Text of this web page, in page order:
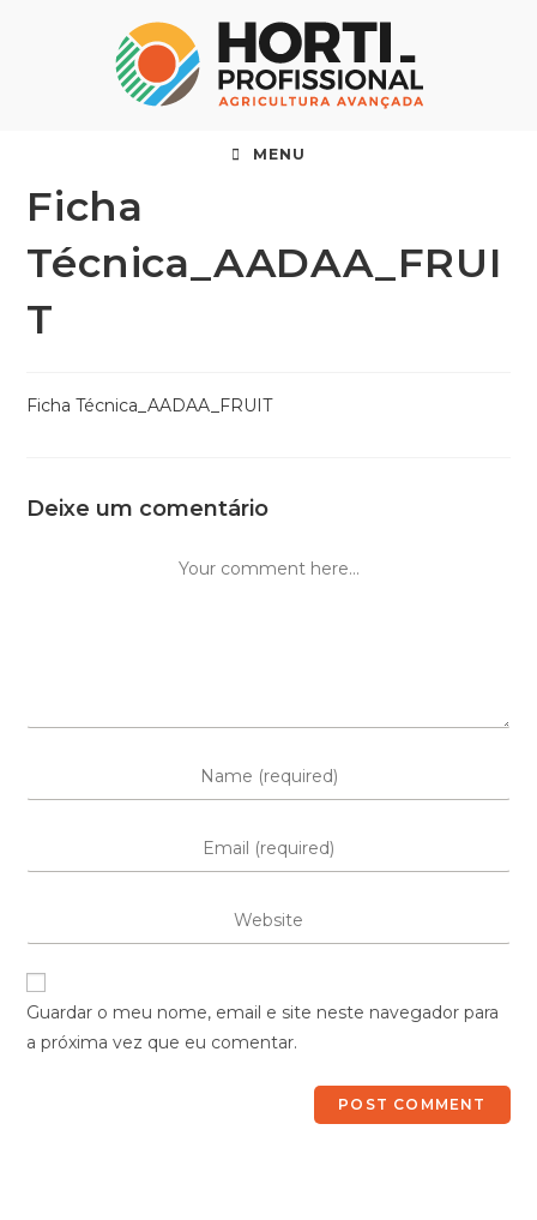
MENU
Ficha
Técnica_AADAA_FRUI
T
Ficha Técnica_AADAA_FRUIT
Deixe um comentário
Guardar o meu nome, email e site neste navegador para
a próxima vez que eu comentar.